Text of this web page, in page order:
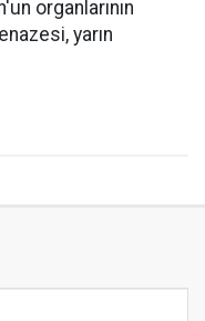
organlarının
yarın